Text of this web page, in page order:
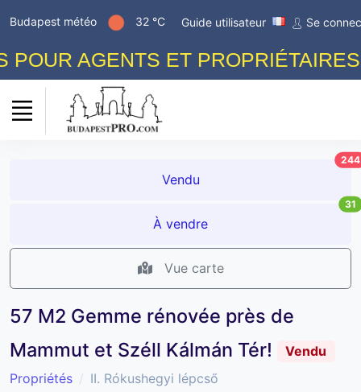
Budapest météo 32 °C Guide utilisateur Se
AGENTS ET
Vendu
244
À vendre
31
Vue carte
57 M2 Gemme rénovée près de
Mammut et Széll Kálmán Tér!
Vendu
Propriétés
II. Rókushegyi lépcső